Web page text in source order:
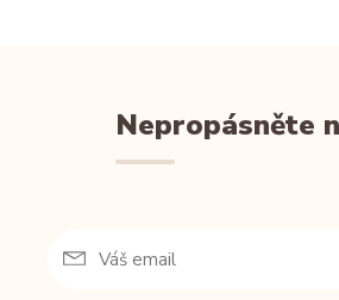
Nepropásněte